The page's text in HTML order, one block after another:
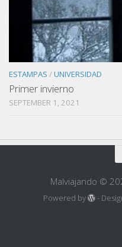
ESTAMPAS /UNIVERSIDAD
Primer invierno
SEPTEMBER 1, 2021
Malviajando ©
Powered by -